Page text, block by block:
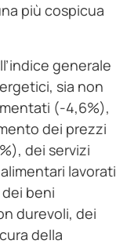
più cospicua
generale
sia non
(-4,6%),
dei prezzi
dei servizi
lavorati
beni
durevoli, dei
della